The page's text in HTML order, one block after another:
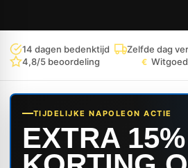
14 dagen bedenktijd Zelfde dag
4,8/5 beoordeling
€
TIJDELIJKE NAPOLEON ACTIE
EXTRA 15%